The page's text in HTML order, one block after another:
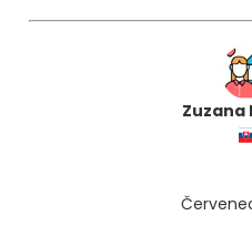
Zuzana